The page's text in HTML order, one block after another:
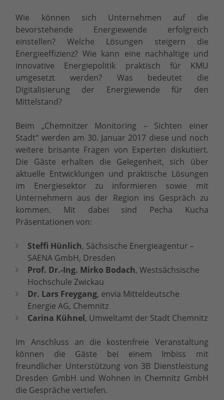
Wie können sich Unternehmen auf die
bevorstehende Energiewende erfolgreich
einstellen? Welche Lösungen steigern die
Energieeffizienz? Wie kann eine nachhaltige und
innovative Energiepolitik praktisch für KMU
umgesetzt werden? Was bedeutet die
Digitalisierung der Energiewende für den
Mittelstand?
Beim „Chemnitzer Monitoring – Sichten einer
Stadt“ werden am 30. Januar 2017 diese und noch
weitere brisante Fragen von Experten diskutiert.
Die Gäste erhalten die Gelegenheit, sich über
aktuelle Entwicklungen und praktische Lösungen
im Energiesektor zu informieren sowie mit
Unternehmern aus der Region ins Gespräch zu
kommen. Mit dabei sind Pecha Kucha
Präsentationen von:
Steffi Hünlich, Sächsische Energieagentur –
SAENA GmbH, Dresden
Prof. Dr.-Ing. Mirko Bodach, Westsächsische
Hochschule Zwickau
Dr. Lars Freygang, envia Mitteldeutsche
Energie AG, Chemnitz
Carina Kühnel, Umweltamt der Stadt Chemnitz
Im Anschluss an die kostenfreie Veranstaltung
können die Gäste bei einem Imbiss mit
freundlicher Unterstützung von 3B Dienstleistung
Dresden GmbH und Wohnen in Chemnitz GmbH
die Gespräche vertiefen.